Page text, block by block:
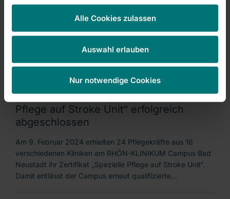
Alle Cookies zulassen
Auswahl erlauben
Nur notwendige Cookies
Etwa jeder Hundertste leidet an Epilepsie. Trotz dieser
begrenzt. Daher ist die intensive Aufklärung das A und O.
Qualifizierungslehrgang „Spezielle
Pflege auf Stroke Unit“ erfolgreich
abgeschlossen
Am 9. Februar 2024 erhielten 24 Pflegekräfte aus 16
verschiedenen Kliniken am RHÖN-KLINIKUM Campus Bad
Neustadt ihr Zertifikat „Spezielle Pflege auf Stroke Unit“.
Damit entlässt der Campus erneut qualifizierte…